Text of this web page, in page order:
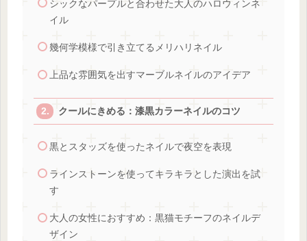
シックなパープルと合わせた大人のハロウィンネ
イル
幾何学模様で引き立てるメリハリネイル
上品な雰囲気を出すマーブルネイルのアイデア
クールにきめる：漆黒カラーネイルのコツ
黒とスタッズを使ったネイルで夜空を表現
ラインストーンを使ってキラキラとした演出を試
す
大人の女性におすすめ：黒猫モチーフのネイルデ
ザイン